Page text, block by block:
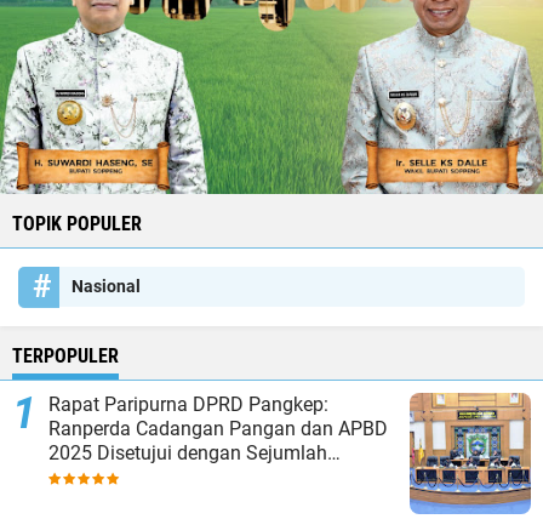
TOPIK POPULER
Nasional
TERPOPULER
Rapat Paripurna DPRD Pangkep:
Ranperda Cadangan Pangan dan APBD
2025 Disetujui dengan Sejumlah
Catatan